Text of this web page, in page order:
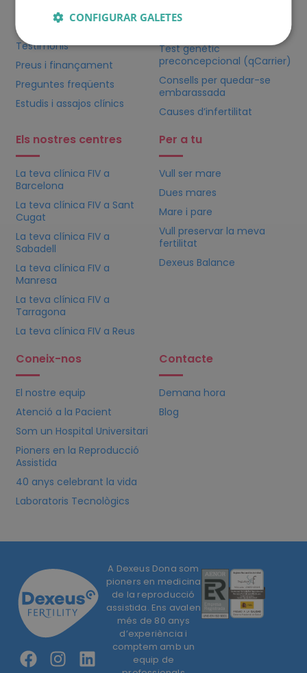
Taxes d’èxit
Testimonis
Preus i finançament
Preguntes freqüents
Estudis i assajos clínics
Estudi de fertilitat
Test genètic
preconcepcional (qCarrier)
Consells per quedar-se
embarassada
Causes d’infertilitat
Els nostres centres
La teva clínica FIVa
Barcelona
La teva clínica FIVa Sant
Cugat
La teva clínica FIVa
Sabadell
La teva clínica FIVa
Manresa
La teva clínica FIVa
Tarragona
La teva clínica FIVa Reus
Per a tu
Vull ser mare
Dues mares
Mare i pare
Vull preservar la meva
fertilitat
Dexeus Balance
Coneix-nos
El nostre equip
Atenció a la Pacient
Som un Hospital Universitari
Pioners en la Reproducció
Assistida
40 anys celebrant la vida
Laboratoris Tecnològics
Contacte
Demana hora
Blog
A Dexeus Dona som
pioners en medicina
de la reproducció
assistida. Ens avalen
més de 80 anys
d’experiència i
comptem amb un
equip de
CONFIGURAR GALETES